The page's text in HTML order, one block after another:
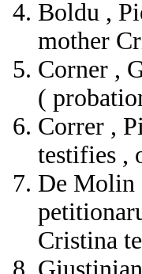
Boldu ,
mother
Corner ,
(
Correr ,
testifies ,
De Molin
Cristina